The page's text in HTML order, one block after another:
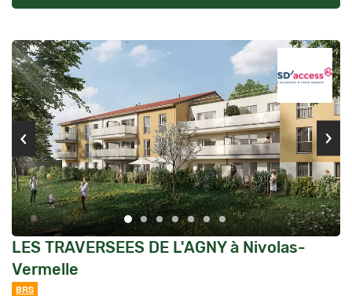
LES TRAVERSEES DE L'AGNY à Nivolas-
Vermelle
BRS